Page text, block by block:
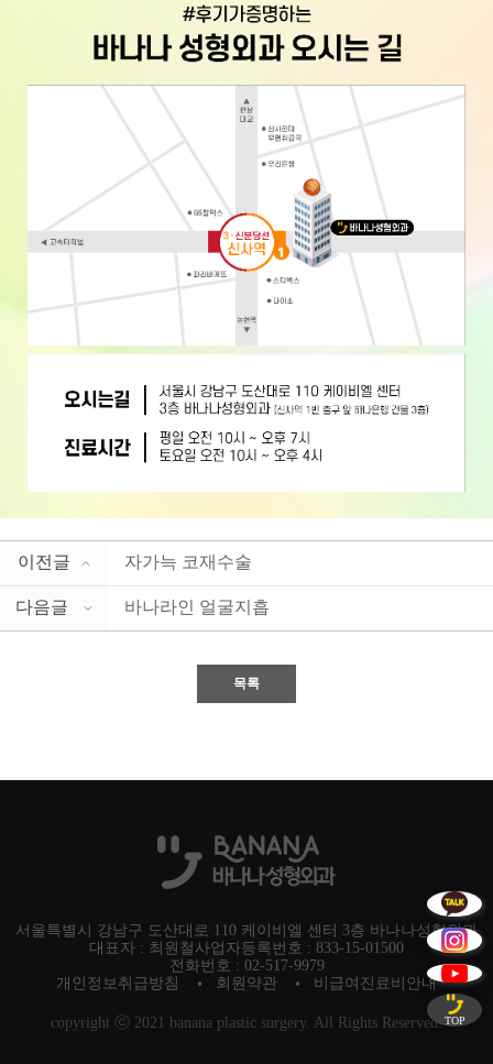
이전글 자가늑 코재수술
다음글 바나라인 얼굴지흡
목록
서울특별시 강남구 도산대로 110 케이비엘 센터 3층 바나나성형외과
대표자 : 최원철 사업자등록번호 : 833-15-01500
전화번호 : 02-517-9979
개인정보취급방침
회원약관 비급여진료비안내
copyright ⓒ 2021 banana plastic surgery. All Rights Reserved.TOP